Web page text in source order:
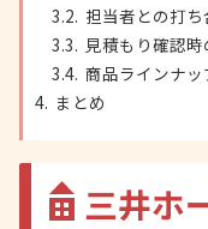
担当者との打
見積もり確認時
商品ラインナ
まとめ
三井ホ